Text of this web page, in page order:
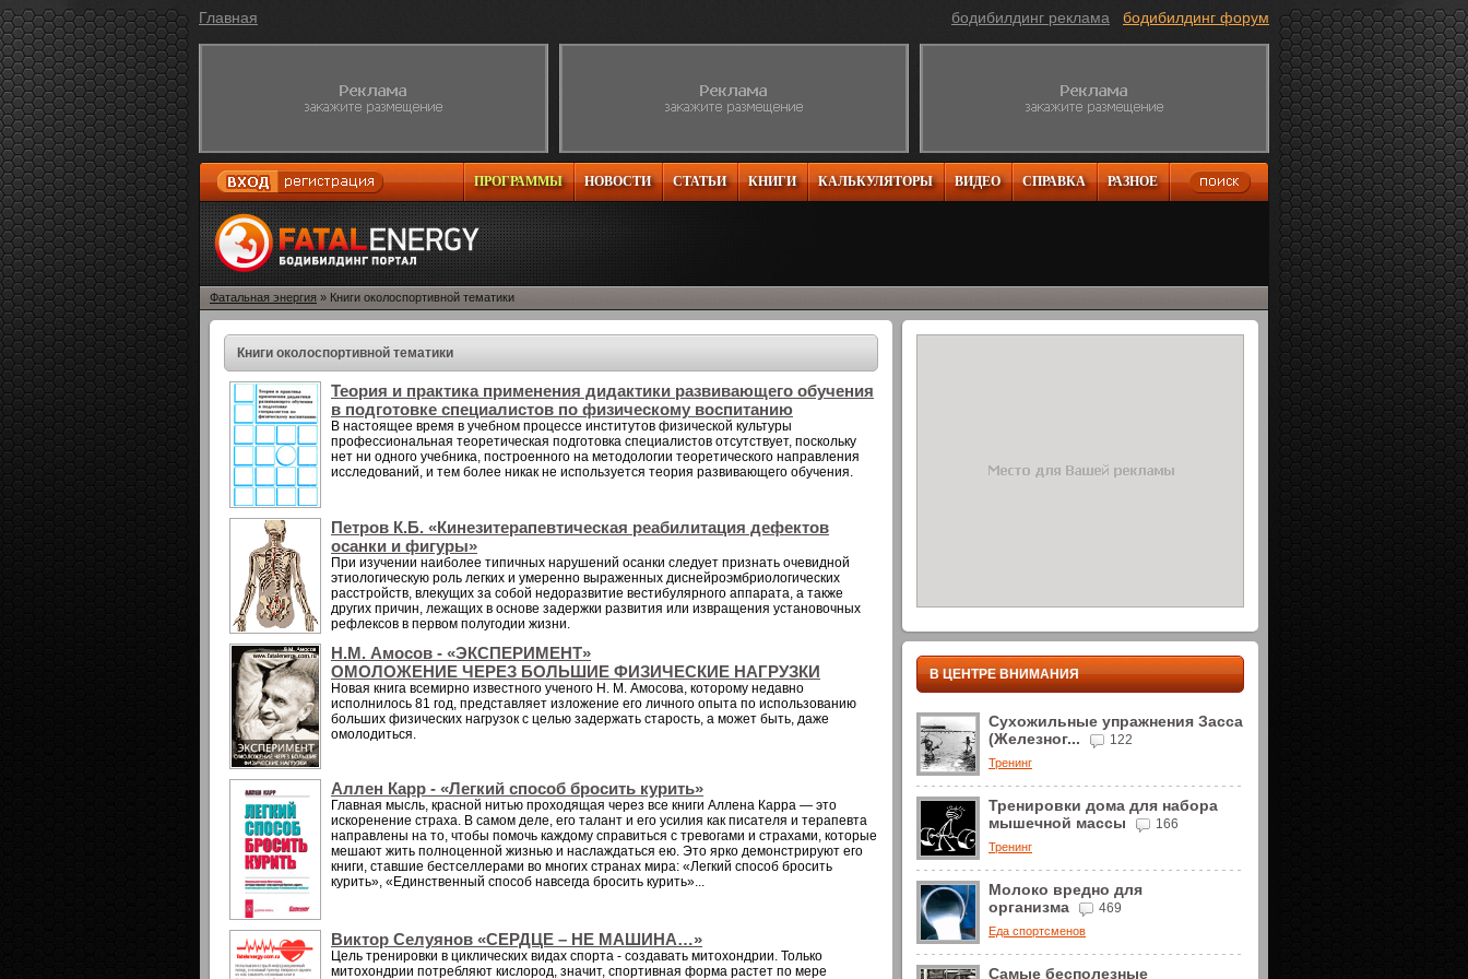
Главная бодибилдинг реклама бодибилдинг форум
РАЗНОЕ
СПРАВКА
ВИДЕО
КАЛЬКУЛЯТОРЫ
КНИГИ
СТАТЬИ
НОВОСТИ
ПРОГРАММЫ
Фатальная энергия » Книги околоспортивной тематики
Книги околоспортивной тематики
Теория и практика применения дидактики развивающего обучения
в подготовке специалистов по физическому воспитанию
В настоящее время в учебном процессе институтов физической культуры
профессиональная теоретическая подготовка специалистов отсутствует, поскольку
нет ни одного учебника, построенного на методологии теоретического направления
исследований, и тем более никак не используется теория развивающего обучения.
Петров К.Б. «Кинезитерапевтическая реабилитация дефектов
осанки и фигуры»
При изучении наиболее типичных нарушений осанки следует признать очевидной
этиологическую роль легких и умеренно выраженных диснейроэмбриологических
расстройств, влекущих за собой недоразвитие вестибулярного аппарата, а также
других причин, лежащих в основе задержки развития или извращения установочных
рефлексов в первом полугодии жизни.
Н.М. Амосов - «ЭКСПЕРИМЕНТ»
ОМОЛОЖЕНИЕ ЧЕРЕЗ БОЛЬШИЕ ФИЗИЧЕСКИЕ НАГРУЗКИ
Новая книга всемирно известного ученого Н. М. Амосова, которому недавно
исполнилось 81 год, представляет изложение его личного опыта по использованию
больших физических нагрузок с целью задержать старость, а может быть, даже
омолодиться.
Аллен Карр - «Легкий способ бросить курить»
Главная мысль, красной нитью проходящая через все книги Аллена Карра — это
искоренение страха. В самом деле, его талант и его усилия как писателя и терапевта
направлены на то, чтобы помочь каждому справиться с тревогами и страхами, которые
мешают жить полноценной жизнью и наслаждаться ею. Это ярко демонстрируют его
книги, ставшие бестселлерами во многих странах мира: «Легкий способ бросить
курить», «Единственный способ навсегда бросить курить»...
Виктор Селуянов «СЕРДЦЕ – НЕ МАШИНА…»
Цель тренировки в циклических видах спорта - создавать митохондрии. Только
митохондрии потребляют кислород, значит, спортивная форма растет по мере
В ЦЕНТРЕ ВНИМАНИЯ
Сухожильные упражнения Засса
(Железног...
122
Тренинг
Тренировки дома для набора
мышечной массы
166
Тренинг
Молоко вредно для
организма
469
Еда спортсменов
Самые бесполезные